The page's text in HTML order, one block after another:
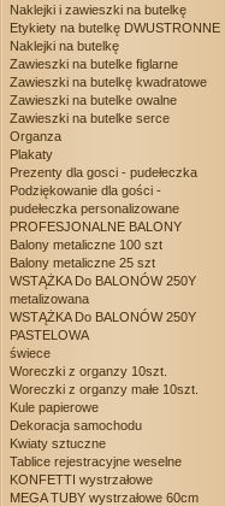
Naklejki i zawieszki na butelkę
Etykiety na butelkę DWUSTRONNE
Naklejki na butelkę
Zawieszki na butelke figlarne
Zawieszki na butelkę kwadratowe
Zawieszki na butelke owalne
Zawieszki na butelke serce
Organza
Plakaty
Prezenty dla gosci - pudełeczka
Podziękowanie dla gości -
pudełeczka personalizowane
PROFESJONALNE BALONY
Balony metaliczne 100 szt
Balony metaliczne 25 szt
WSTĄŻKA Do BALONÓW 250Y
metalizowana
WSTĄŻKA Do BALONÓW 250Y
PASTELOWA
świece
Woreczki z organzy 10szt.
Woreczki z organzy małe 10szt.
Kule papierowe
Dekoracja samochodu
Kwiaty sztuczne
Tablice rejestracyjne weselne
KONFETTI wystrzałowe
MEGA TUBY wystrzałowe 60cm